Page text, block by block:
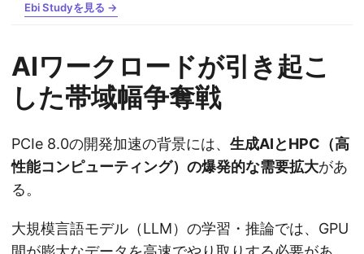
Ebi Studyを見る →
AIワークロードが引き起こ
した帯域幅争奪戦
PCIe 8.0の開発加速の背景には、 生成AIとHPC（高
性能コンピューティング）の爆発的な需要拡大があ
る。
大規模言語モデル（LLM）の学習・推論では、GPU